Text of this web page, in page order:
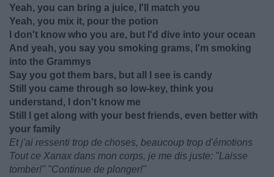
Yeah, you can bring a juice, I'll match you
Yeah, you mix it, pour the potion
I don't know who you are, but I'd dive into your ocean
And yeah, you say you smoking grams, I'm smoking
into the Grammys
Say you got them bars, but all I see is candy
Still you came through so low-key, think you
understand, I don't know me
Still I get along with your best friends, even better with
your family
Et j'ai ressenti trop de choses, beaucoup trop d'émotions
Tout ce Xanax dans mon corps, je me dis juste: "Laisse
tomber!" "Continue de plonger!"